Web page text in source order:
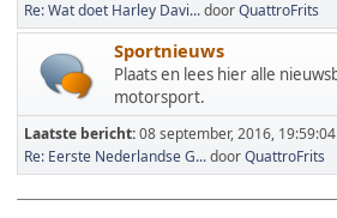
Re: Wat doet Harley Davi...doorQuattroFrits
Sportnieuws
Plaats en lees hier alle
motorsport.
Laatste bericht:08 september, 2016, 19:59:04
Re: Eerste Nederlandse G...doorQuattroFrits